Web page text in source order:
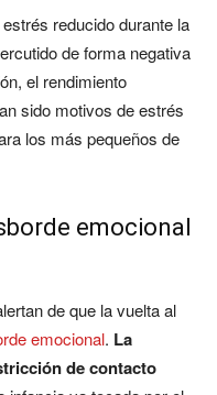
reducido durante la
de forma negativa
el rendimiento
sido motivos de estrés
los más pequeños de
emocional
de que la vuelta al
emocional. La
de contacto